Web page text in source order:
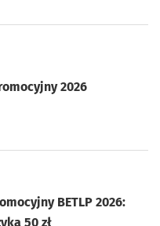
2026
BETLP 2026:
50 zł